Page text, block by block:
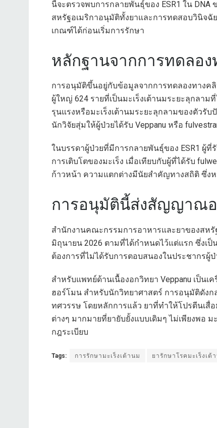
นี้จะตรวจพบการกลายพันธุ์ของ ESR1 ใน
สหรัฐอเมริกาอนุมัติทั้งยาและการทดสอบวินิจฉั
เกณฑ์ได้ก่อนเริ่มการรักษา
หลักฐานจากการทดลอ
การอนุมัติขึ้นอยู่กับข้อมูลจากการทดลองทางคลิ
ผู้ใหญ่ 624 รายที่เป็นมะเร็งเต้านมระยะลุกลาม
รุนแรงหรือมะเร็งเต้านมระยะลุกลามของตัวรั
นักวิจัยสุ่มให้ผู้ป่วยได้รับ Veppanu หรือ
ในบรรดาผู้ป่วยที่มีการกลายพันธุ์ของ ESR1 ผู้
การเติบโตของมะเร็ง เมื่อเทียบกับผู้ที่ได้รับ
ก้าวหน้า ความแตกต่างมีนัยสำคัญทางสถิติ ซึ่งห
การอนุมัตินี้ส่งสัญญาณอ
สำนักงานคณะกรรมการอาหารและยาของสห
มิถุนายน 2026 ตามที่ได้กำหนดไว้แต่แรก ซึ่ง
ต้องการที่ไม่ได้รับการตอบสนองในประชากรผู้ป่
สำหรับแพทย์ด้านเนื้องอกวิทยา Veppanu เป็น
ฮอร์โมน สำหรับนักวิทยาศาสตร์ การอนุมัติดังก
ทศวรรษ โดยหลักการแล้ว ยาที่ทำให้โปรตีนเสื่
ต่างๆ มากมายที่ยายับยั้งแบบเดิมๆ ไม่เพียงพอ
กฎระเบียบ
Tags: การรักษามะเร็งเต้านม ยารักษาโรคมะเร็งเต้